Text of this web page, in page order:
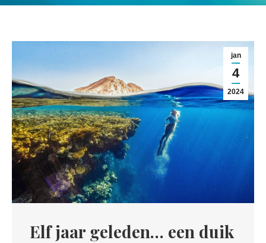
jan
4
2024
Elf jaar geleden… een duik